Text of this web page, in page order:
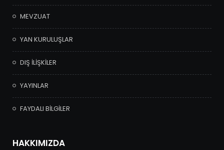
MEVZUAT
YAN KURULUŞLAR
DIŞ İLİŞKİLER
YAYINLAR
FAYDALI BİLGİLER
HAKKIMIZDA